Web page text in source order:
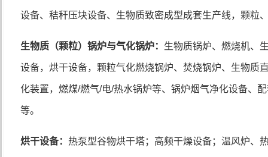
设备、秸秆压块设备、生物质致密成型成套生产线，颗粒
生物质（颗粒）锅炉与气化锅炉： 生物质锅炉、燃烧机、
设备，烘干设备，颗粒气化燃烧锅炉、焚烧锅炉、生物质
化装置，燃煤/燃气/电/热水锅炉等、锅炉烟气净化设备、
等。
烘干设备： 热泵型谷物烘干塔；高频干燥设备；温风炉、